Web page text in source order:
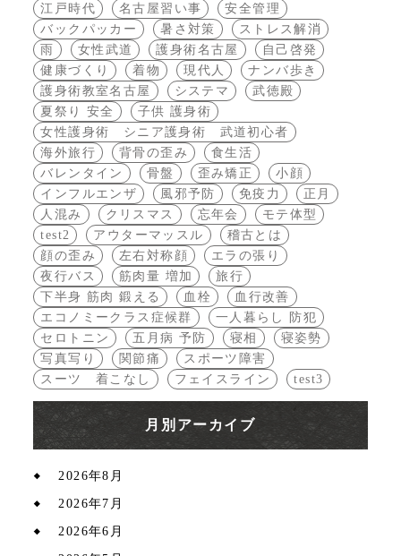
江戸時代
名古屋習い事
安全管理
バックパッカー
暑さ対策
ストレス解消
雨
女性武道 護身術名古屋
自己啓発
健康づくり
着物 現代人
ナンバ歩き
護身術教室名古屋
システマ
武徳殿
夏祭り 安全
子供 護身術
女性護身術 シニア護身術 武道初心者
海外旅行
背骨の歪み
食生活
バレンタイン
骨盤 歪み矯正
小顔
インフルエンザ
風邪予防 免疫力
正月
人混み
クリスマス 忘年会
モテ体型
test2
アウターマッスル
稽古とは
顔の歪み
左右対称顔
エラの張り
夜行バス
筋肉量 増加
旅行
下半身 筋肉 鍛える
血栓
血行改善
エコノミークラス症候群
一人暮らし 防犯
セロトニン
五月病 予防 寝相
寝姿勢
写真写り
関節痛
スポーツ障害
スーツ 着こなし
フェイスライン test3
月別アーカイブ
2026年8月
2026年7月
2026年6月